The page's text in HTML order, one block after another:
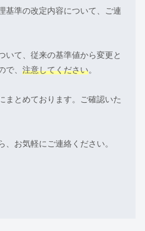
基準の改定内容について、ご連
いて、従来の基準値から変更と
で、 注意してください。
まとめております。ご確認いた
、お気軽にご連絡ください。